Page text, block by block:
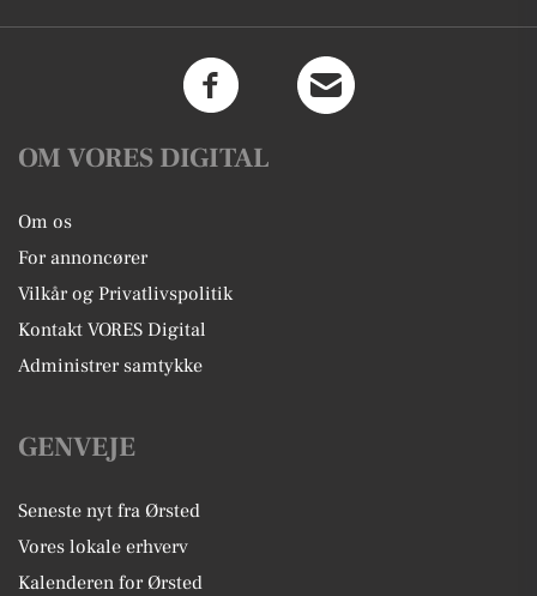
OM VORES DIGITAL
Om os
For annoncører
Vilkår og Privatlivspolitik
Kontakt VORES Digital
Administrer samtykke
GENVEJE
Seneste nyt fra Ørsted
Vores lokale erhverv
Kalenderen for Ørsted